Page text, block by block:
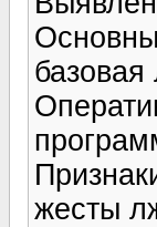
базовая
жесты